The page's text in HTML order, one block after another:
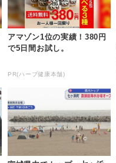
アマゾン1位の実績！380円
で5日間お試し。
PR(ハーブ健康本舗)